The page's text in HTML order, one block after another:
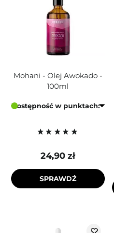
Mohani - Olej Awokado -
100ml
Dostępność w punktach:
24,90 zł
SPRAWDŹ